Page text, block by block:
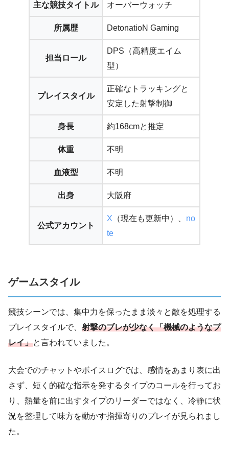
主な競技タイトル オーバーウォッチ
所属歴 DetonatioN Gaming
担当ロール
DPS（高精度エイム
型）
プレイスタイル
正確なトラッキングと
安定した射撃制御
身長 約168cmと推定
体重 不明
血液型 不明
出身 大阪府
公式アカウント
X （現在も更新中）、 no
te
ゲームスタイル
競技シーンでは、集中力を保ったまま淡々と敵を処理する
プレイスタイルで、 射撃のブレが少なく「機械のようなプ
レイ」と言われていました。
大会でのチャットやボイスログでは、感情をあまり表に出
さず、短く的確な指示を発するタイプのコールを行ってお
り、熱量を前に出すタイプのリーダーではなく、冷静に状
況を整理して味方を動かす指揮寄りのプレイが見られまし
た。